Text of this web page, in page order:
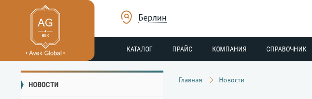
Берлин
КАТАЛОГ ПРАЙС КОМПАНИЯ СПРАВОЧНИК
НОВОСТИ
Главная Новости